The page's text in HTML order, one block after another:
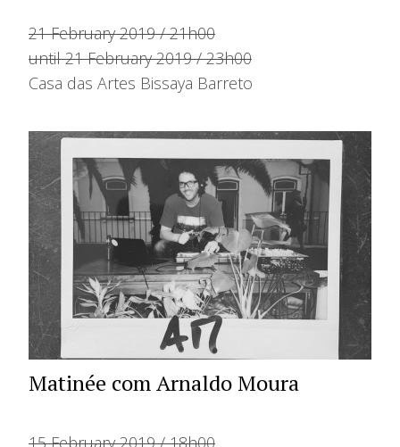
21 February 2019 / 21h00
until 21 February 2019 / 23h00
Casa das Artes Bissaya Barreto
Matinée com Arnaldo Moura
15 February 2019 / 18h00